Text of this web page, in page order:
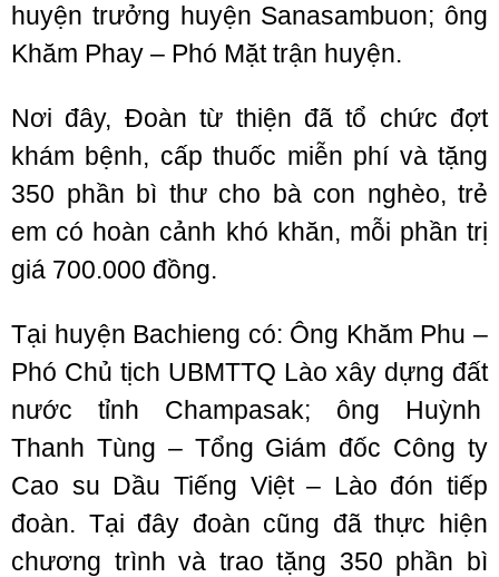
huyện trưởng huyện Sanasambuon; ông
Khăm Phay – Phó Mặt trận huyện.
Nơi đây, Đoàn từ thiện đã tổ chức đợt
khám bệnh, cấp thuốc miễn phí và tặng
350 phần bì thư cho bà con nghèo, trẻ
em có hoàn cảnh khó khăn, mỗi phần trị
giá 700.000 đồng.
Tại huyện Bachieng có: Ông Khăm Phu –
Phó Chủ tịch UBMTTQ Lào xây dựng đất
nước tỉnh Champasak; ông Huỳnh
Thanh Tùng – Tổng Giám đốc Công ty
Cao su Dầu Tiếng Việt – Lào đón tiếp
đoàn. Tại đây đoàn cũng đã thực hiện
chương trình và trao tặng 350 phần bì